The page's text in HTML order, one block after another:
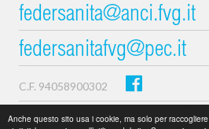
Anche questo sito usa i cookie, ma solo per raccogliere
federsanita@anci.fvg.it
federsanitafvg@pec.it
C.F. 94058900302
Privacy e cookie policy